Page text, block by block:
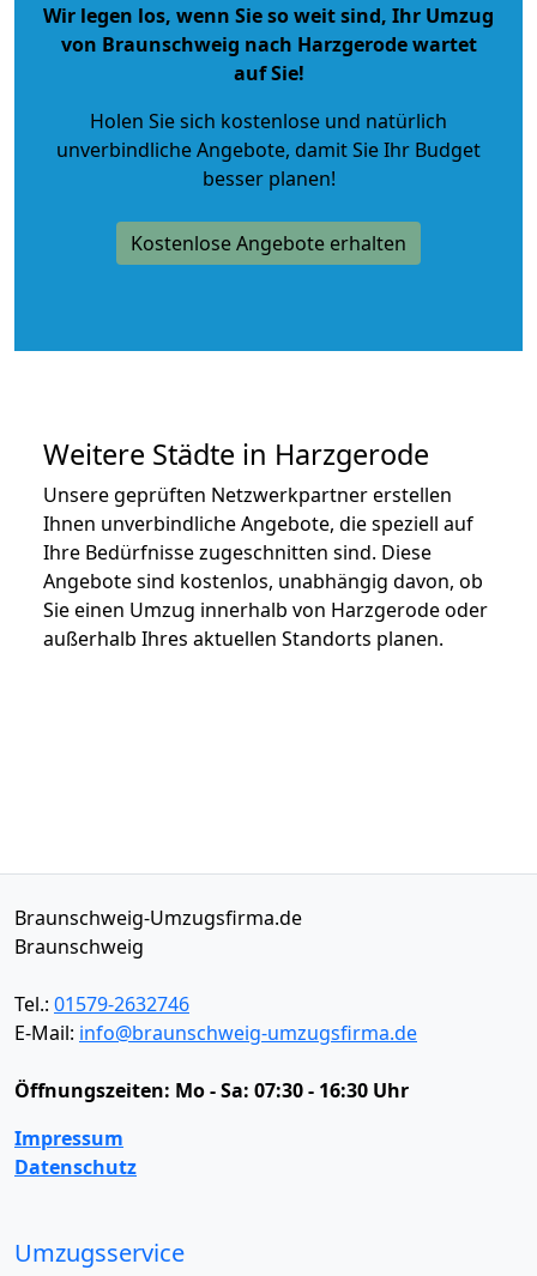
Wir legen los, wenn Sie so weit sind, Ihr Umzug
von Braunschweig nach Harzgerode wartet
auf Sie!
Holen Sie sich kostenlose und natürlich
unverbindliche Angebote, damit Sie Ihr Budget
besser planen!
Kostenlose Angebote erhalten
Weitere Städte in Harzgerode
Unsere geprüften Netzwerkpartner erstellen
Ihnen unverbindliche Angebote, die speziell auf
Ihre Bedürfnisse zugeschnitten sind. Diese
Angebote sind kostenlos, unabhängig davon, ob
Sie einen Umzug innerhalb von Harzgerode oder
außerhalb Ihres aktuellen Standorts planen.
Braunschweig-Umzugsfirma.de
Braunschweig
Tel.: 01579-2632746
E-Mail: info@braunschweig-umzugsfirma.de
Öffnungszeiten: Mo - Sa: 07:30 - 16:30 Uhr
Impressum
Datenschutz
Umzugsservice